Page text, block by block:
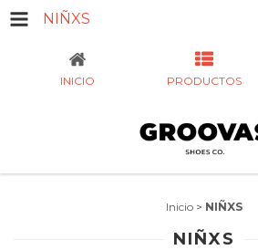
NIÑXS
INICIO PRODUCTOS
Inicio > NIÑXS
NIÑXS